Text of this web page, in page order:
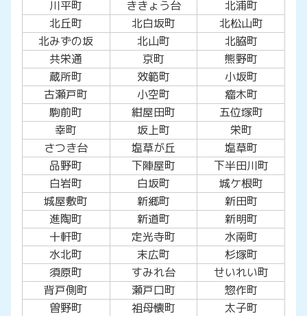
川平町
ききょう台
北浦町
北丘町
北白坂町
北松山町
北みずの坂
北山町
北脇町
共栄通
京町
熊野町
蔵所町
效範町
小坂町
古瀬戸町
小空町
瘤木町
駒前町
紺屋田町
五位塚町
幸町
坂上町
栄町
さつき台
塩草が丘
塩草町
品野町
下陣屋町
下半田川町
白岩町
白坂町
城ケ根町
城屋敷町
新郷町
新田町
進陶町
新道町
新明町
十軒町
定光寺町
水南町
水北町
末広町
杉塚町
須原町
すみれ台
せいれい町
背戸側町
瀬戸口町
惣作町
曽野町
祖母懐町
太子町